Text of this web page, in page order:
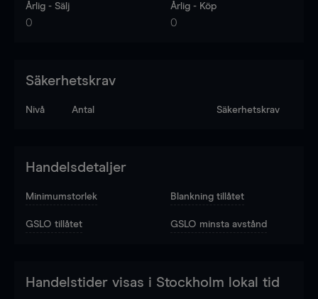
Årlig - Sälj
0
Årlig - Köp
0
Säkerhetskrav
Nivå Antal Säkerhetskrav
Handelsdetaljer
Minimumstorlek Blankning tillåtet
GSLO tillåtet GSLO minsta avstånd
Handelstider visas i Stockholm lokal tid